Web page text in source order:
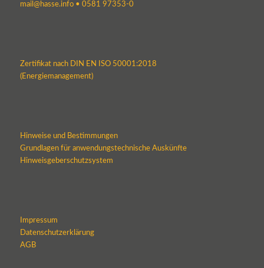
mail@hasse.info• 0581 97353-0
Zertifikat nach DIN EN ISO 50001:2018
(Energiemanagement)
Hinweise und Bestimmungen
Grundlagen für anwendungstechnische Auskünfte
Hinweisgeberschutzsystem
Impressum
Datenschutzerklärung
AGB